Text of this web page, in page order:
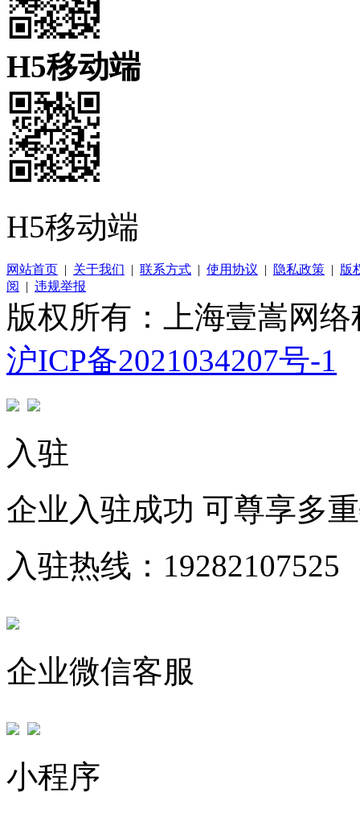
H5移动端
H5移动端
网站首页 | 关于我们 | 联系方式 | 使用协议 | 隐私政策 | 版
阅
| 违规举报
版权所有：上海壹嵩网
沪ICP备2021034207号-1
入驻
企业入驻成功 可尊享多
入驻热线：19282107525
企业微信客服
小程序